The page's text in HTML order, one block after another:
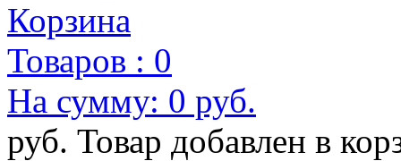
Корзина
Товаров : 0
На сумму: 0 руб.
руб. Товар добавлен в